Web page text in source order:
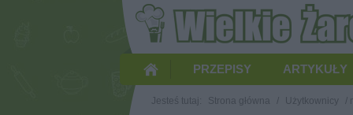
PRZEPISY ARTYKUŁY
Jesteś tutaj: Strona główna / Użytkownicy /